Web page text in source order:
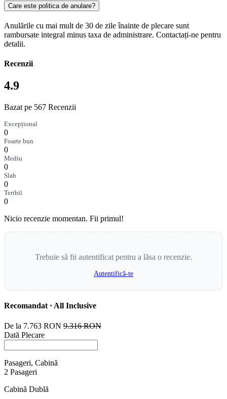
Care este politica de anulare?
Anulările cu mai mult de 30 de zile înainte de plecare sunt
rambursate integral minus taxa de administrare. Contactați-ne pentru
detalii.
Recenzii
4.9
Bazat pe 567 Recenzii
Excepțional
0
Foarte bun
0
Mediu
0
Slab
0
Teribil
0
Nicio recenzie momentan. Fii primul!
Trebuie să fii autentificat pentru a lăsa o recenzie.
Autentifică-te
Recomandat · All Inclusive
De la 7.763 RON 9.316 RON
Dată Plecare
Pasageri, Cabină
2 Pasageri
Cabină Dublă